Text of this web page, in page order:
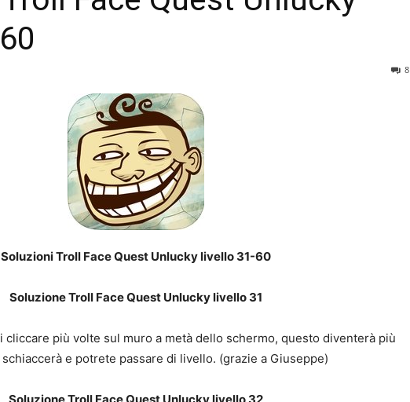
8
Soluzioni Troll Face Quest Unlucky livello 31-60
Soluzione Troll Face Quest Unlucky livello 31
cliccare più volte sul muro a metà dello schermo, questo diventerà più
e potrete passare di livello. (grazie a Giuseppe)